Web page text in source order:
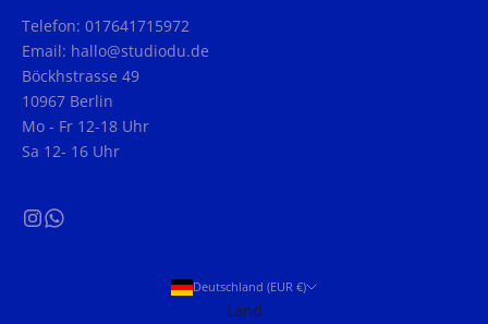
Telefon: 017641715972
Email: hallo@studiodu.de
Böckhstrasse 49
10967 Berlin
Mo - Fr 12-18 Uhr
Sa 12- 16 Uhr
Deutschland (EUR €)
Land